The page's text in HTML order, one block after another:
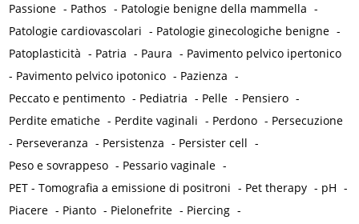
Passione - Pathos - Patologie benigne della mammella -
Patologie cardiovascolari - Patologie ginecologiche benigne -
Patoplasticità - Patria - Paura - Pavimento pelvico ipertonico
- Pavimento pelvico ipotonico - Pazienza -
Peccato e pentimento - Pediatria - Pelle - Pensiero -
Perdite ematiche - Perdite vaginali - Perdono - Persecuzione
- Perseveranza - Persistenza - Persister cell -
Peso e sovrappeso - Pessario vaginale -
PET - Tomografia a emissione di positroni - Pet therapy - pH -
Piacere - Pianto - Pielonefrite - Piercing -